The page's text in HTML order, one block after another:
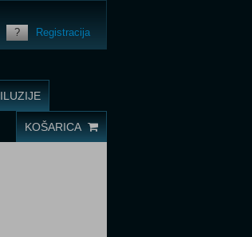
? Registracija
ILUZIJE
KOŠARICA